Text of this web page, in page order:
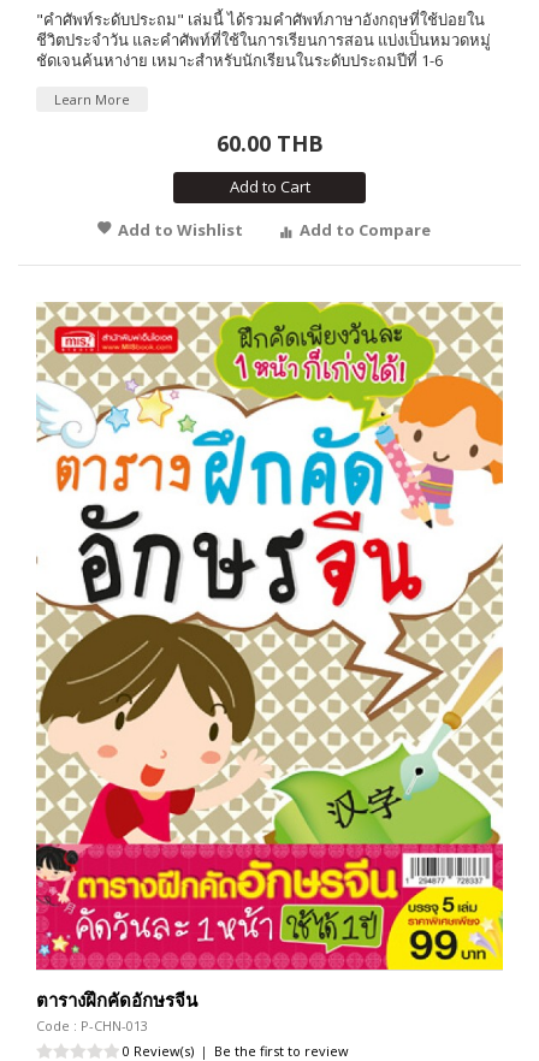
"คำศัพท์ระดับประถม" เล่มนี้ ได้รวมคำศัพท์ภาษาอังกฤษที่ใช้บ่อยใน
ชีวิตประจำวัน และคำศัพท์ที่ใช้ในการเรียนการสอน แบ่งเป็นหมวดหมู่
ชัดเจนค้นหาง่าย เหมาะสำหรับนักเรียนในระดับประถมปีที่ 1-6
Learn More
60.00 THB
Add to Cart
Add to Wishlist
Add to Compare
ตารางฝึกคัดอักษรจีน
Code : P-CHN-013
0 Review(s) | Be the first to review